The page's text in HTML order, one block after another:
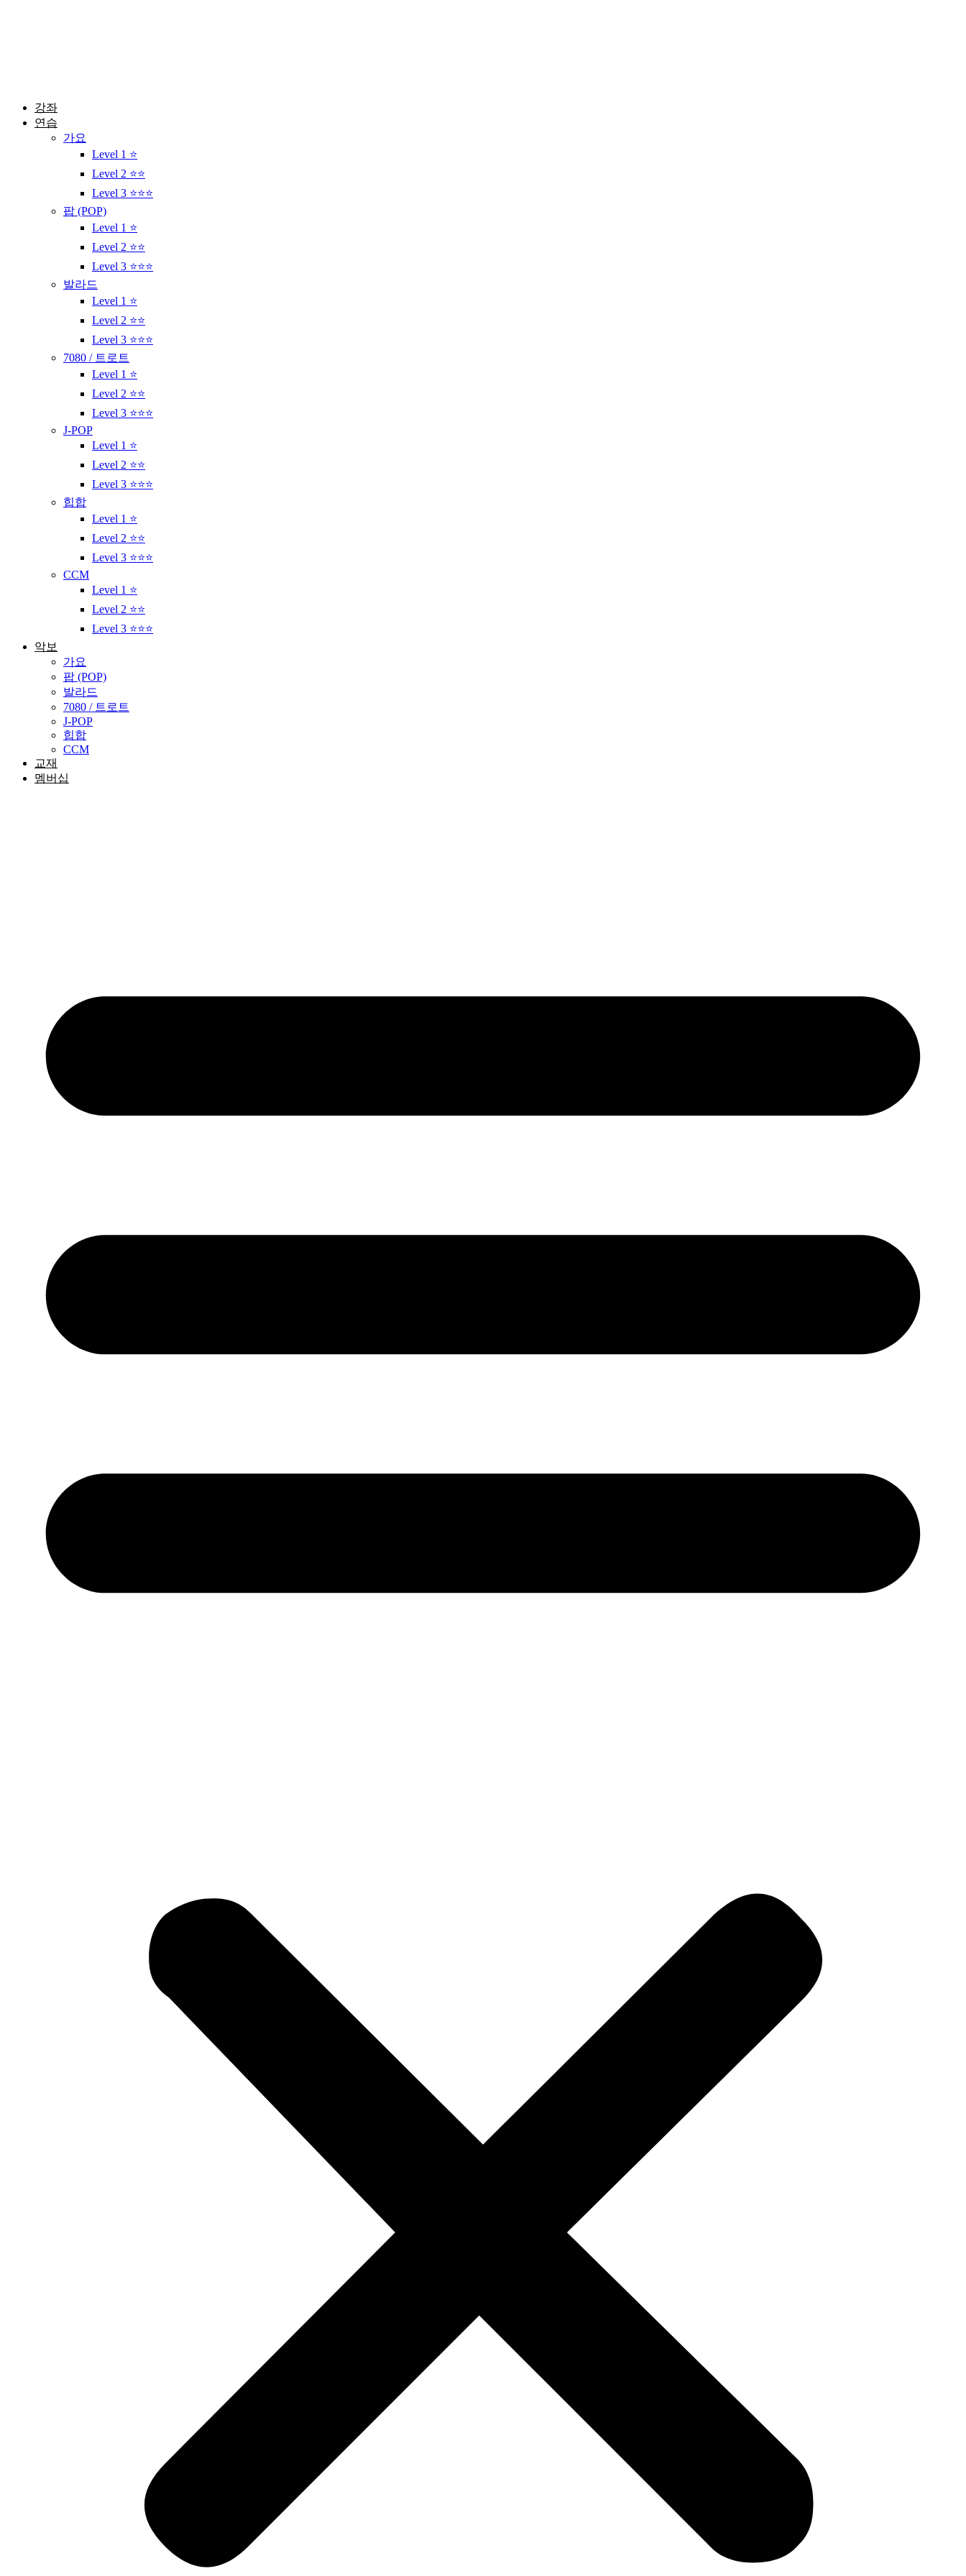
강좌
연습
가요
Level 1 ⭐
Level 2 ⭐⭐
Level 3 ⭐⭐⭐
팝 (POP)
Level 1 ⭐
Level 2 ⭐⭐
Level 3 ⭐⭐⭐
발라드
Level 1 ⭐
Level 2 ⭐⭐
Level 3 ⭐⭐⭐
7080 / 트로트
Level 1 ⭐
Level 2 ⭐⭐
Level 3 ⭐⭐⭐
J-POP
Level 1 ⭐
Level 2 ⭐⭐
Level 3 ⭐⭐⭐
힙합
Level 1 ⭐
Level 2 ⭐⭐
Level 3 ⭐⭐⭐
CCM
Level 1 ⭐
Level 2 ⭐⭐
Level 3 ⭐⭐⭐
악보
가요
팝 (POP)
발라드
7080 / 트로트
J-POP
힙합
CCM
교재
멤버십